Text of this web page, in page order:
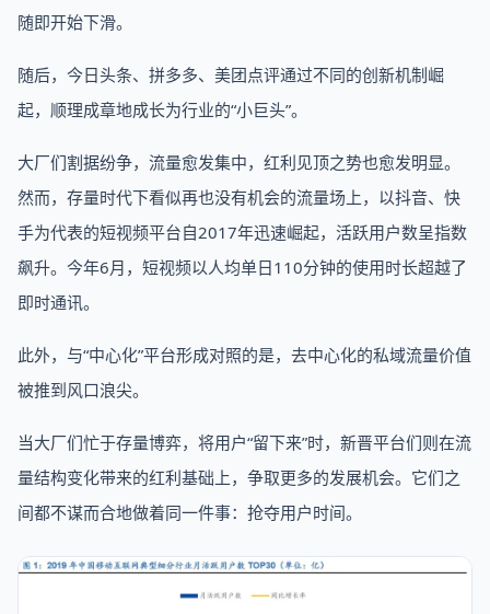
随即开始下滑。
随后，今日头条、拼多多、美团点评通过不同的创新机制崛
起，顺理成章地成长为行业的“小巨头”。
大厂们割据纷争，流量愈发集中，红利见顶之势也愈发明显。
然而，存量时代下看似再也没有机会的流量场上，以抖音、快
手为代表的短视频平台自2017年迅速崛起，活跃用户数呈指数
飙升。今年6月，短视频以人均单日110分钟的使用时长超越了
即时通讯。
此外，与“中心化”平台形成对照的是，去中心化的私域流量价值
被推到风口浪尖。
当大厂们忙于存量博弈，将用户“留下来”时，新晋平台们则在流
量结构变化带来的红利基础上，争取更多的发展机会。它们之
间都不谋而合地做着同一件事：抢夺用户时间。